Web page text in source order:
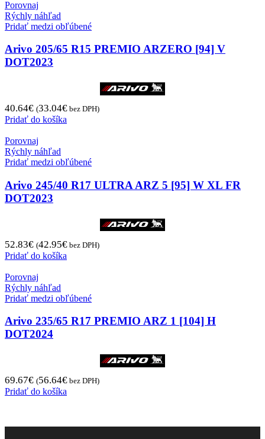
Porovnaj
Rýchly náhľad
Pridať medzi obľúbené
Arivo 205/65 R15 PREMIO ARZERO [94] V
DOT2023
40.64€ (33.04€ bez DPH)
Pridať do košíka
Porovnaj
Rýchly náhľad
Pridať medzi obľúbené
Arivo 245/40 R17 ULTRA ARZ 5 [95] W XL FR
DOT2023
52.83€ (42.95€ bez DPH)
Pridať do košíka
Porovnaj
Rýchly náhľad
Pridať medzi obľúbené
Arivo 235/65 R17 PREMIO ARZ 1 [104] H
DOT2024
69.67€ (56.64€ bez DPH)
Pridať do košíka